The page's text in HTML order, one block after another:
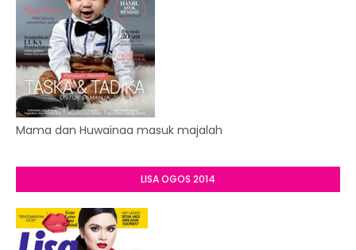
Mama dan Huwainaa masuk majalah
LISA OGOS 2014